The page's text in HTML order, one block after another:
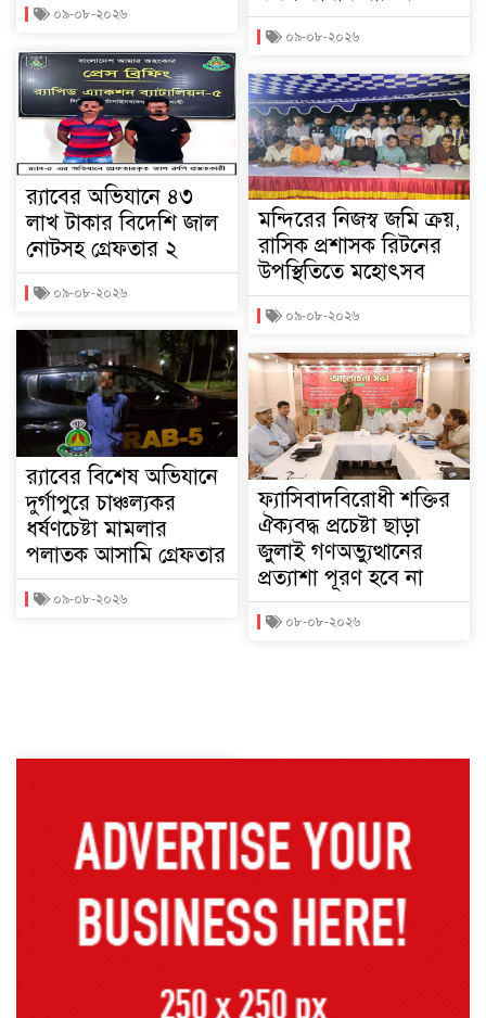
০৯-০৮-২০২৬
র‌্যাবের অভিযানে ৪৩
লাখ টাকার বিদেশি জাল
নোটসহ গ্রেফতার ২
০৯-০৮-২০২৬
র‌্যাবের বিশেষ অভিযানে
দুর্গাপুরে চাঞ্চল্যকর
ধর্ষণচেষ্টা মামলার
পলাতক আসামি গ্রেফতার
০৯-০৮-২০২৬
০৯-০৮-২০২৬
মন্দিরের নিজস্ব জমি ক্রয়,
রাসিক প্রশাসক রিটনের
উপস্থিতিতে মহোৎসব
০৯-০৮-২০২৬
ফ্যাসিবাদবিরোধী শক্তির
ঐক্যবদ্ধ প্রচেষ্টা ছাড়া
জুলাই গণঅভ্যুত্থানের
প্রত্যাশা পূরণ হবে না
০৮-০৮-২০২৬